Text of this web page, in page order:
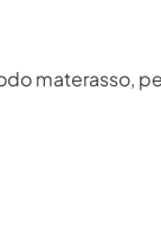
materasso,